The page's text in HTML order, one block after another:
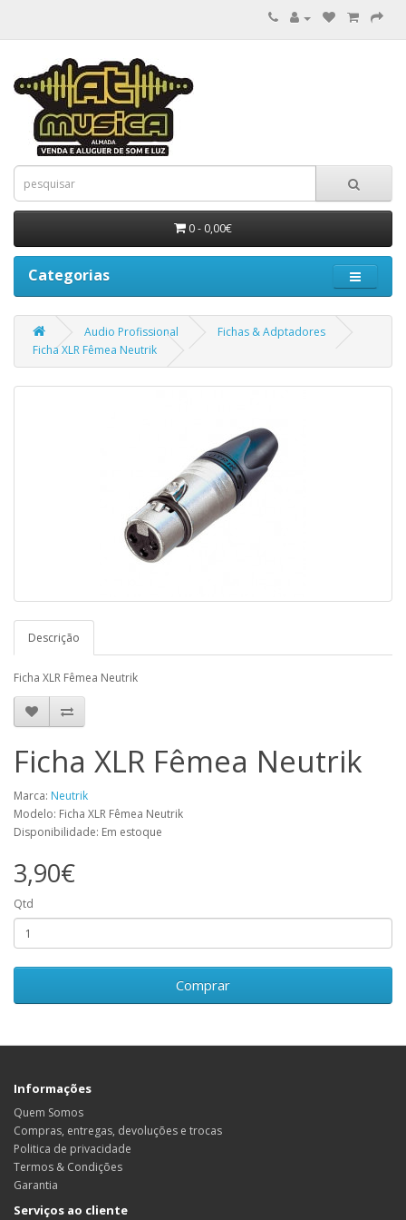
0 - 0,00€
Categorias
Audio Profissional
Fichas & Adptadores
Ficha XLR Fêmea Neutrik
Descrição
Ficha XLR Fêmea Neutrik
Ficha XLR Fêmea Neutrik
Marca: Neutrik
Modelo: Ficha XLR Fêmea Neutrik
Disponibilidade: Em estoque
3,90€
Qtd
Comprar
Informações
Quem Somos
Compras, entregas, devoluções e trocas
Politica de privacidade
Termos & Condições
Garantia
Serviços ao cliente